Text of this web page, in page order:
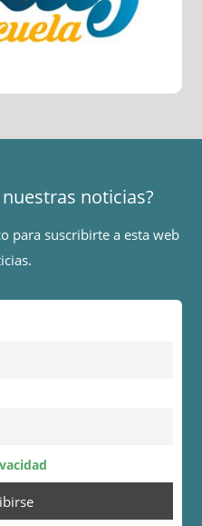
noticias?
para suscribirte a esta web